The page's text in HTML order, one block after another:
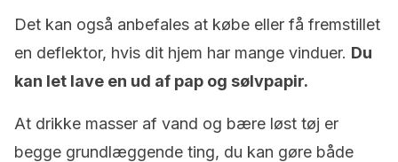
Det kan også anbefales at købe eller få fremstillet
en deflektor, hvis dit hjem har mange vinduer. Du
kan let lave en ud af pap og sølvpapir.
At drikke masser af vand og bære løst tøj er
begge grundlæggende ting, du kan gøre både